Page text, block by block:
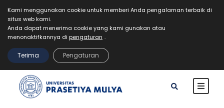
Mahasiswa Staff Alumni
VR Kampus Tur
MyPrasmul
REGISTRASI
Kami menggunakan cookie untuk memberi Anda pengalaman terbaik di
situs web kami.
Anda dapat menerima cookie yang kami gunakan atau
menonaktifkannya di pengaturan .
Terima Pengaturan